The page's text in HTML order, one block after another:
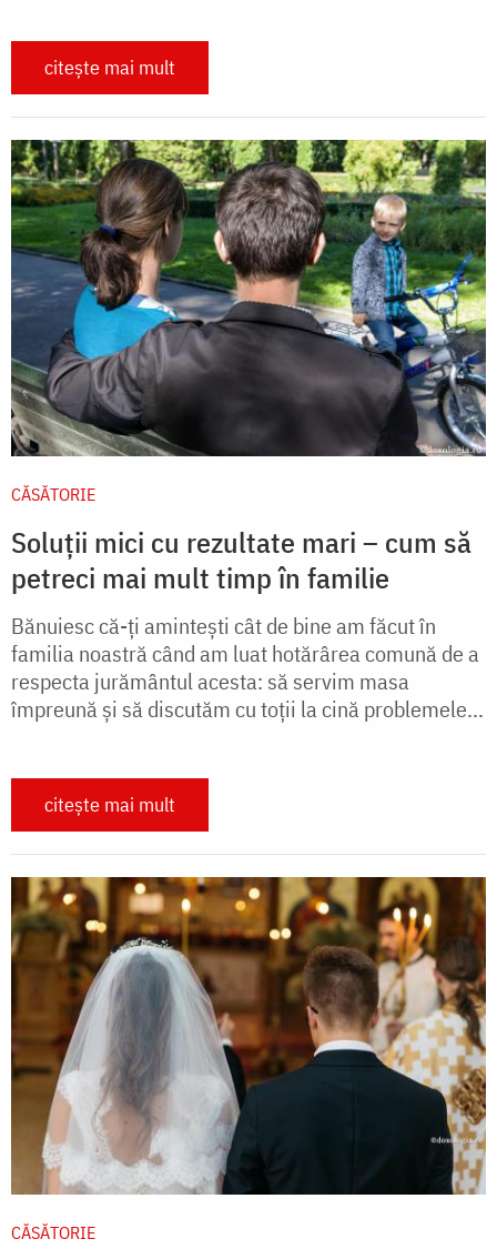
citește mai mult
CĂSĂTORIE
Soluții mici cu rezultate mari – cum să
petreci mai mult timp în familie
Bănuiesc că-ţi aminteşti cât de bine am făcut în
familia noastră când am luat hotărârea comună de a
respecta jurământul acesta: să servim masa
împreună şi să discutăm cu toţii la cină problemele...
citește mai mult
CĂSĂTORIE